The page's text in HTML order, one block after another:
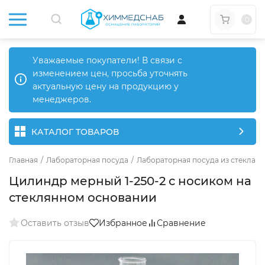
Уважаемые покупатели! В связи с
изменением цен, просьба уточнять
актуальную цену на продукцию у
менеджеров.
КАТАЛОГ ТОВАРОВ
Главная / Лабораторная посуда / Лабораторная посуда из стекла
Цилиндр мерный 1-250-2 с носиком на
стеклянном основании
Оставить отзыв Избранное Сравнение